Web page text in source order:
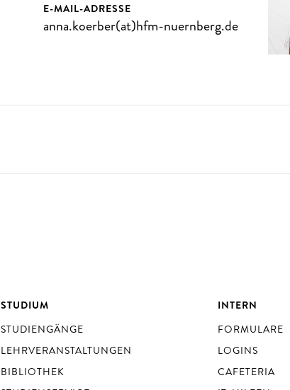
E-MAIL-ADRESSE
anna.koerber(at)hfm-nuernberg.de
STUDIUM
STUDIENGÄNGE
LEHRVERANSTALTUNGEN
BIBLIOTHEK
INTERN
FORMULARE
LOGINS
CAFETERIA